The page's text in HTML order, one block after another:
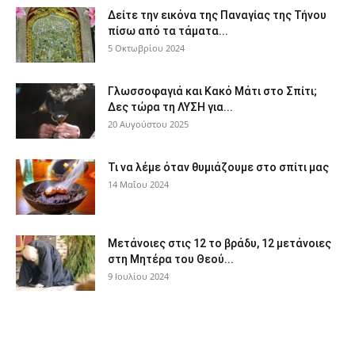
Δείτε την εικόνα της Παναγίας της Τήνου
πίσω από τα τάματα...
5 Οκτωβρίου 2024
Γλωσσοφαγιά και Κακό Μάτι στο Σπίτι;
Δες τώρα τη ΛΥΣΗ για...
20 Αυγούστου 2025
Τι να λέμε όταν θυμιάζουμε στο σπίτι μας
14 Μαΐου 2024
Μετάνοιες στις 12 το βράδυ, 12 μετάνοιες
στη Μητέρα του Θεού...
9 Ιουλίου 2024